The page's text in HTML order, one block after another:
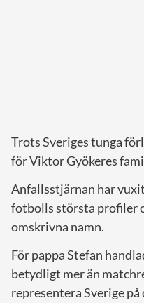
Trots Sveriges tunga
för Viktor Gyökeres
Anfallsstjärnan har
fotbolls största profiler
omskrivna namn.
För pappa Stefan
betydligt mer än
representera Sverige